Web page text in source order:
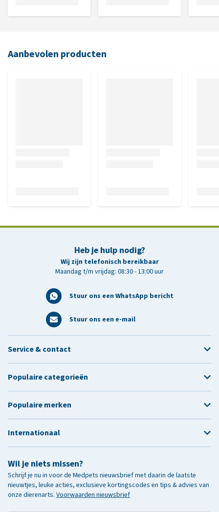
Aanbevolen producten
Heb je hulp nodig?
Wij zijn telefonisch bereikbaar
Maandag t/m vrijdag: 08:30 - 13:00 uur
Stuur ons een WhatsApp bericht
Stuur ons een e-mail
Wil je niets missen?
Schrijf je nu in voor de Medpets nieuwsbrief met daarin de laatste
nieuwtjes, leuke acties, exclusieve kortingscodes en tips & advies van
onze dierenarts. Voorwaarden nieuwsbrief
Service & contact
Populaire categorieën
Populaire merken
Internationaal